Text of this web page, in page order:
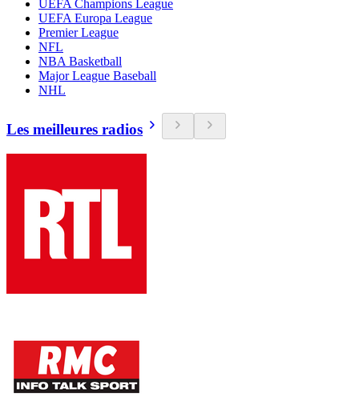
UEFA Champions League
UEFA Europa League
Premier League
NFL
NBA Basketball
Major League Baseball
NHL
Les meilleures radios